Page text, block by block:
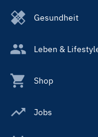
Gesundheit
Leben &
Shop
Jobs